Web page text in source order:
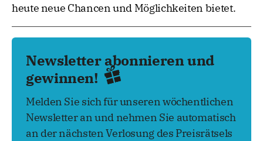
heute neue Chancen und Möglichkeiten bietet.
Newsletter abonnieren und
gewinnen!
Melden Sie sich für unseren wöchentlichen
Newsletter an und nehmen Sie automatisch
an der nächsten Verlosung des Preisrätsels